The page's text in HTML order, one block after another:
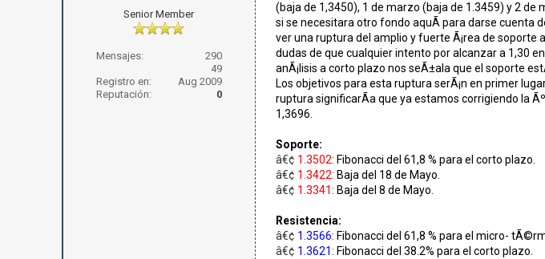
Senior Member
Mensajes:
290
49
Registro en:
Aug 2009
Reputación:
0
(baja de 1,3450), 1 de marzo (baja de 1.3459) y 2
si se necesitara otro fondo aquÃ­ para darse cuenta
ver una ruptura del amplio y fuerte Ã¡rea de soporte
dudas de que cualquier intento por alcanzar a 1,30
anÃ¡lisis a corto plazo nos seÃ±ala que el soporte
Los objetivos para esta ruptura serÃ¡n en primer
ruptura significarÃ­a que ya estamos corrigiendo la
1,3696.
Soporte:
â€¢ 1.3502: Fibonacci del 61,8 % para el corto plazo.
â€¢ 1.3422: Baja del 18 de Mayo.
â€¢ 1.3341 : Baja del 8 de Mayo.
Resistencia:
â€¢ 1.3566: Fibonacci del 61,8 % para el micro-
â€¢ 1.3621 : Fibonacci del 38.2% para el corto plazo.